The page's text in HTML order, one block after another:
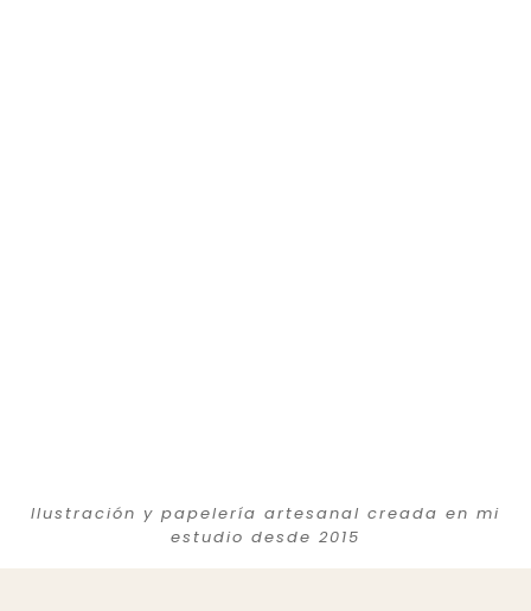
Ilustración y papelería artesanal creada en mi
estudio desde 2015